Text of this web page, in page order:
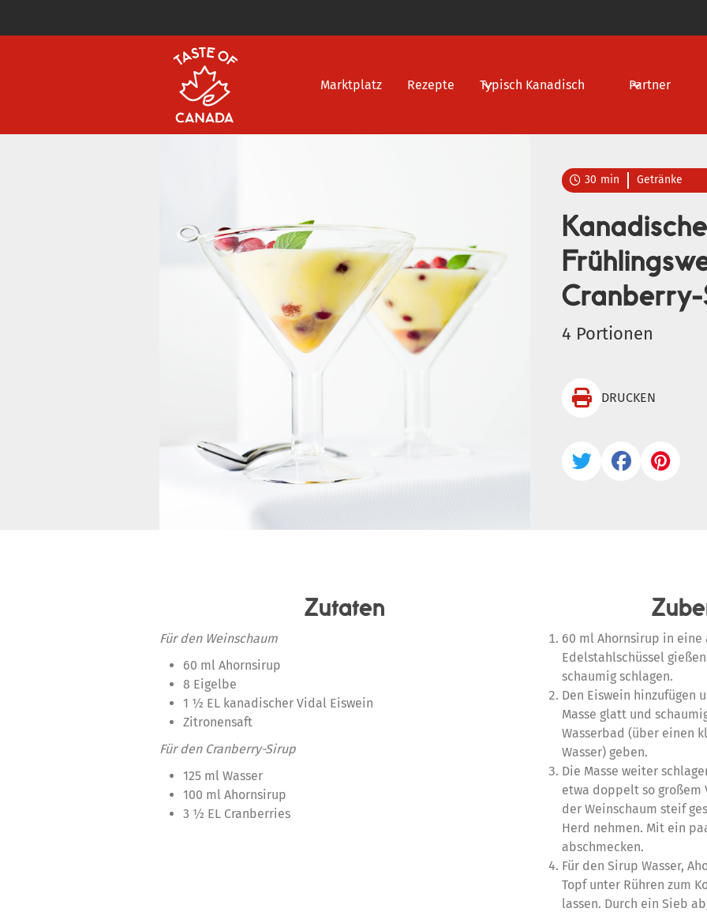
Marktplatz Rezepte Typisch Kanadisch Partner
 30 min Getränke
4 Portionen
 DRUCKEN
  
Zutaten
Für den Weinschaum
60 ml Ahornsirup
8 Eigelbe
1 ½ EL kanadischer Vidal Eiswein
Zitronensaft
Für den Cranberry-Sirup
125 ml Wasser
100 ml Ahornsirup
3 ½ EL Cranberries
60 ml Ahornsirup in eine
Edelstahlschüssel
schaumig schlagen.
Den Eiswein hinzufügen
Masse glatt und
Wasserbad (über einen
Wasser) geben.
Die Masse weiter
etwa doppelt so großem
der Weinschaum steif
Herd nehmen. Mit ein
abschmecken.
Für den Sirup Wasser,
Topf unter Rühren zum
lassen. Durch ein Sieb